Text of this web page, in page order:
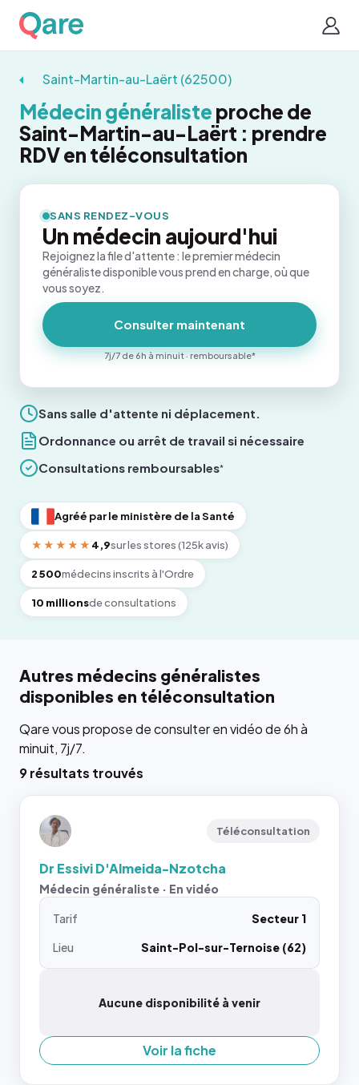
Saint-Martin-au-Laërt (62500)
Médecin généraliste proche de
Saint-Martin-au-Laërt : prendre
RDV en téléconsultation
Sans salle d'attente ni déplacement.
Ordonnance ou arrêt de travail si nécessaire
Consultations remboursables*
Agréé par le ministère de la Santé
★★★★★ 4,9sur les stores (125k avis)
2 500médecins inscrits à l'Ordre
10 millionsde consultations
SANS RENDEZ-VOUS
Un médecin aujourd'hui
Rejoignez la file d'attente : le premier médecin
généraliste disponible vous prend en charge, où que
vous soyez.
Consulter maintenant
7j/7 de 6h à minuit · remboursable*
Autres médecins généralistes
disponibles en téléconsultation
Qare vous propose de consulter en vidéo de 6h à
minuit, 7j/7.
9 résultats trouvés
Téléconsultation
Dr Essivi D'Almeida-Nzotcha
Médecin généraliste · En vidéo
Tarif
Secteur 1
Lieu
Saint-Pol-sur-Ternoise (62)
Aucune disponibilité à venir
Voir la fiche